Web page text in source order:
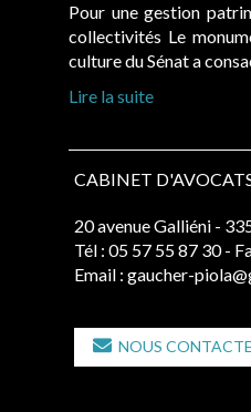
Pour une gestion
collectivités Le
culture du Sénat a
Lire la suite
CABINET
20 avenue Galliéni -
Tél : 05 57 55 87 30 -
Email : gaucher-
NOUS